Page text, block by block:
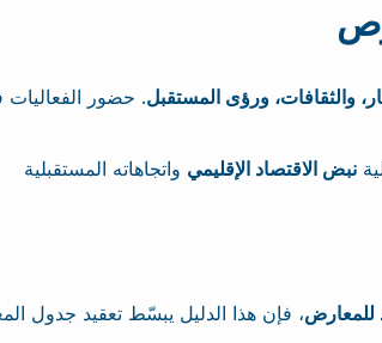
والثقافات، ورؤى المستقبل. حضور الفعاليات
نبض الاقتصاد الإقليمي
للمعارض، فإن هذا الدليل يبسّط تعقيد جدول